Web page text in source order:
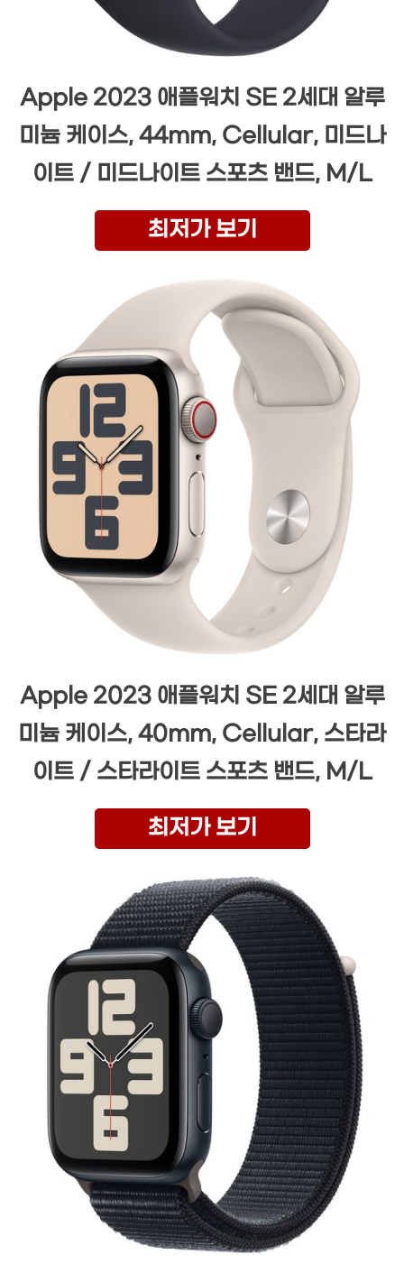
Apple 2023 애플워치 SE 2세대 알루
미늄 케이스, 44mm, Cellular, 미드나
이트 / 미드나이트 스포츠 밴드, M/L
최저가 보기
Apple 2023 애플워치 SE 2세대 알루
미늄 케이스, 40mm, Cellular, 스타라
이트 / 스타라이트 스포츠 밴드, M/L
최저가 보기